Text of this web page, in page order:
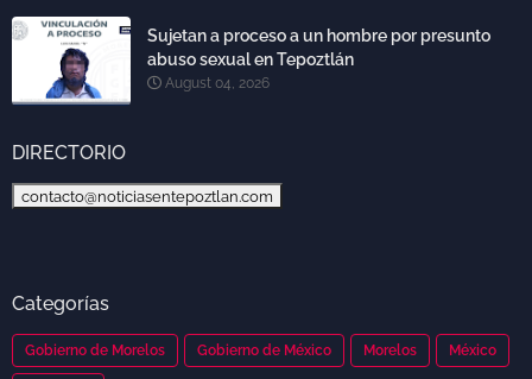
Sujetan a proceso a un hombre por presunto
abuso sexual en Tepoztlán
August 04, 2026
DIRECTORIO
contacto@noticiasentepoztlan.com
Categorías
Gobierno de Morelos Gobierno de México Morelos México